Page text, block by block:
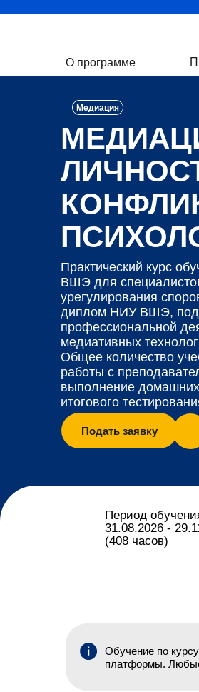
О программе
Медиация
Период
31.08.2026 -
(408 часов)
Подать заявку
Практический курс
ВШЭ для
урегулирования
диплом НИУ ВШЭ,
профессиональной
медиативных
Общее количество
работы с
выполнение домашних
итогового
Обучение по
платформы. Любые